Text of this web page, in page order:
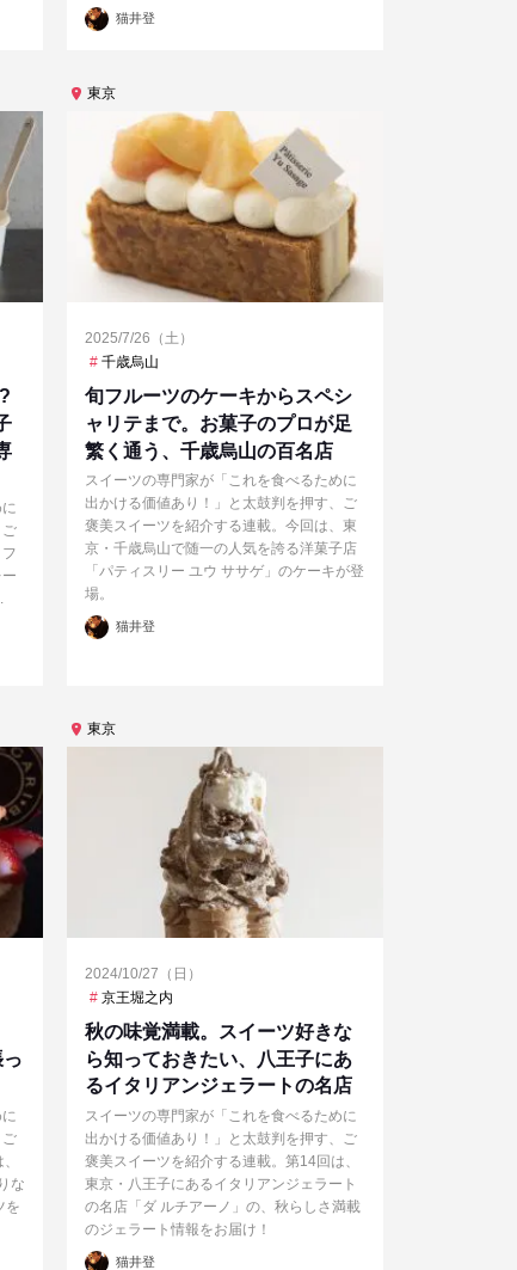
投
稿
猫井登
東京
2025/7/26（土）
千歳烏山
旬フルーツのケーキからスペシ
ャリテまで。お菓子のプロが足
繁く通う、千歳烏山の百名店
スイーツの専門家が「これを食べるために
出かける価値あり！」と太鼓判を押す、ご
褒美スイーツを紹介する連載。今回は、東
京・千歳烏山で随一の人気を誇る洋菓子店
「パティスリー ユウ ササゲ」のケーキが登
場。
投
稿
猫井登
な
を
東京
2024/10/27（日）
京王堀之内
秋の味覚満載。スイーツ好きな
ら知っておきたい、八王子にあ
るイタリアンジェラートの名店
スイーツの専門家が「これを食べるために
出かける価値あり！」と太鼓判を押す、ご
褒美スイーツを紹介する連載。第14回は、
東京・八王子にあるイタリアンジェラート
の名店「ダ ルチアーノ」の、秋らしさ満載
のジェラート情報をお届け！
投
猫井登